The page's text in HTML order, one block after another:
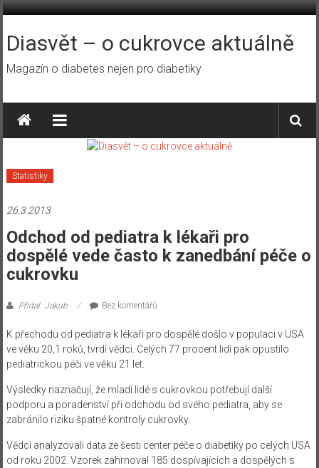
Přeskočit
obsah
Diasvět – o cukrovce aktuálně
Magazín o diabetes nejen pro diabetiky
Statistiky
26.3.2013
Odchod od pediatra k lékaři pro
dospělé vede často k zanedbání péče o
cukrovku
Přidal: Jakub Bez komentářů
K přechodu od pediatra k lékaři pro dospělé došlo v populaci v USA
ve věku 20,1 roků, tvrdí vědci. Celých 77 procent lidí pak opustilo
pediatrickou péči ve věku 21 let.
Výsledky naznačují, že mladí lidé s cukrovkou potřebují další
podporu a poradenství při odchodu od svého pediatra, aby se
zabránilo riziku špatné kontroly cukrovky.
Vědci analyzovali data ze šesti center péče o diabetiky po celých USA
od roku 2002. Vzorek zahrnoval 185 dospívajících a dospělých s